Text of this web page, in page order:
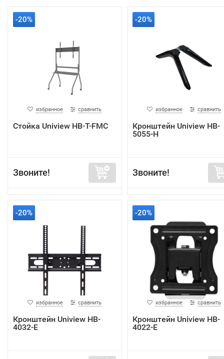
-20%
избранное сравнить
Стойка Uniview HB-T-FMC
Звоните!
-20%
избранное сравнить
Кронштейн Uniview HB-
5055-H
Звоните!
-20%
избранное сравнить
Кронштейн Uniview HB-
4032-E
-20%
избранное сравнить
Кронштейн Uniview HB-
4022-E